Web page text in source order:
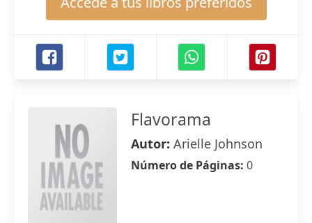
Flavorama
Autor: Arielle Johnson
Número de Páginas: 0